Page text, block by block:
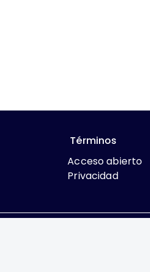
Términos
Acceso abierto
Privacidad